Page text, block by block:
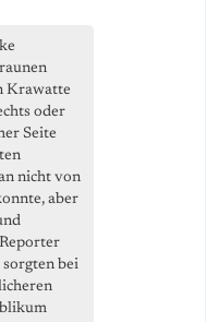
Krawatte
oder
Seite
nicht von
aber
bei